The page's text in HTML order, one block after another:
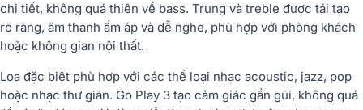
chi tiết, không quá thiên về bass. Trung và treble được tái tạo
rõ ràng, âm thanh ấm áp và dễ nghe, phù hợp với phòng khách
hoặc không gian nội thất.
Loa đặc biệt phù hợp với các thể loại nhạc acoustic, jazz, pop
hoặc nhạc thư giãn. Go Play 3 tạo cảm giác gần gũi, không quá